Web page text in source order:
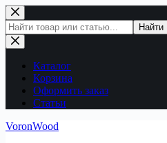
Перейти
к
сути
Поиск
по
сайту
Найти
Каталог
Корзина
Оформить заказ
Статьи
VoronWood